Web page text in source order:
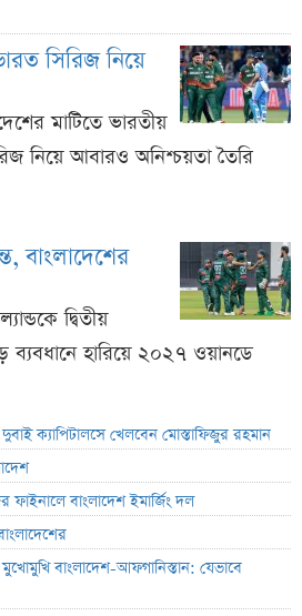
সিরিজ নিয়ে
মাটিতে ভারতীয়
নিয়ে আবারও অনিশ্চয়তা তৈরি
বাংলাদেশের
দ্বিতীয়
হারিয়ে ২০২৭ ওয়ানডে
ক্যাপিটালসে খেলবেন মোস্তাফিজুর রহমান
ফাইনালে বাংলাদেশ ইমার্জিং দল
বাংলাদেশ-আফগানিস্তান: যেভাবে